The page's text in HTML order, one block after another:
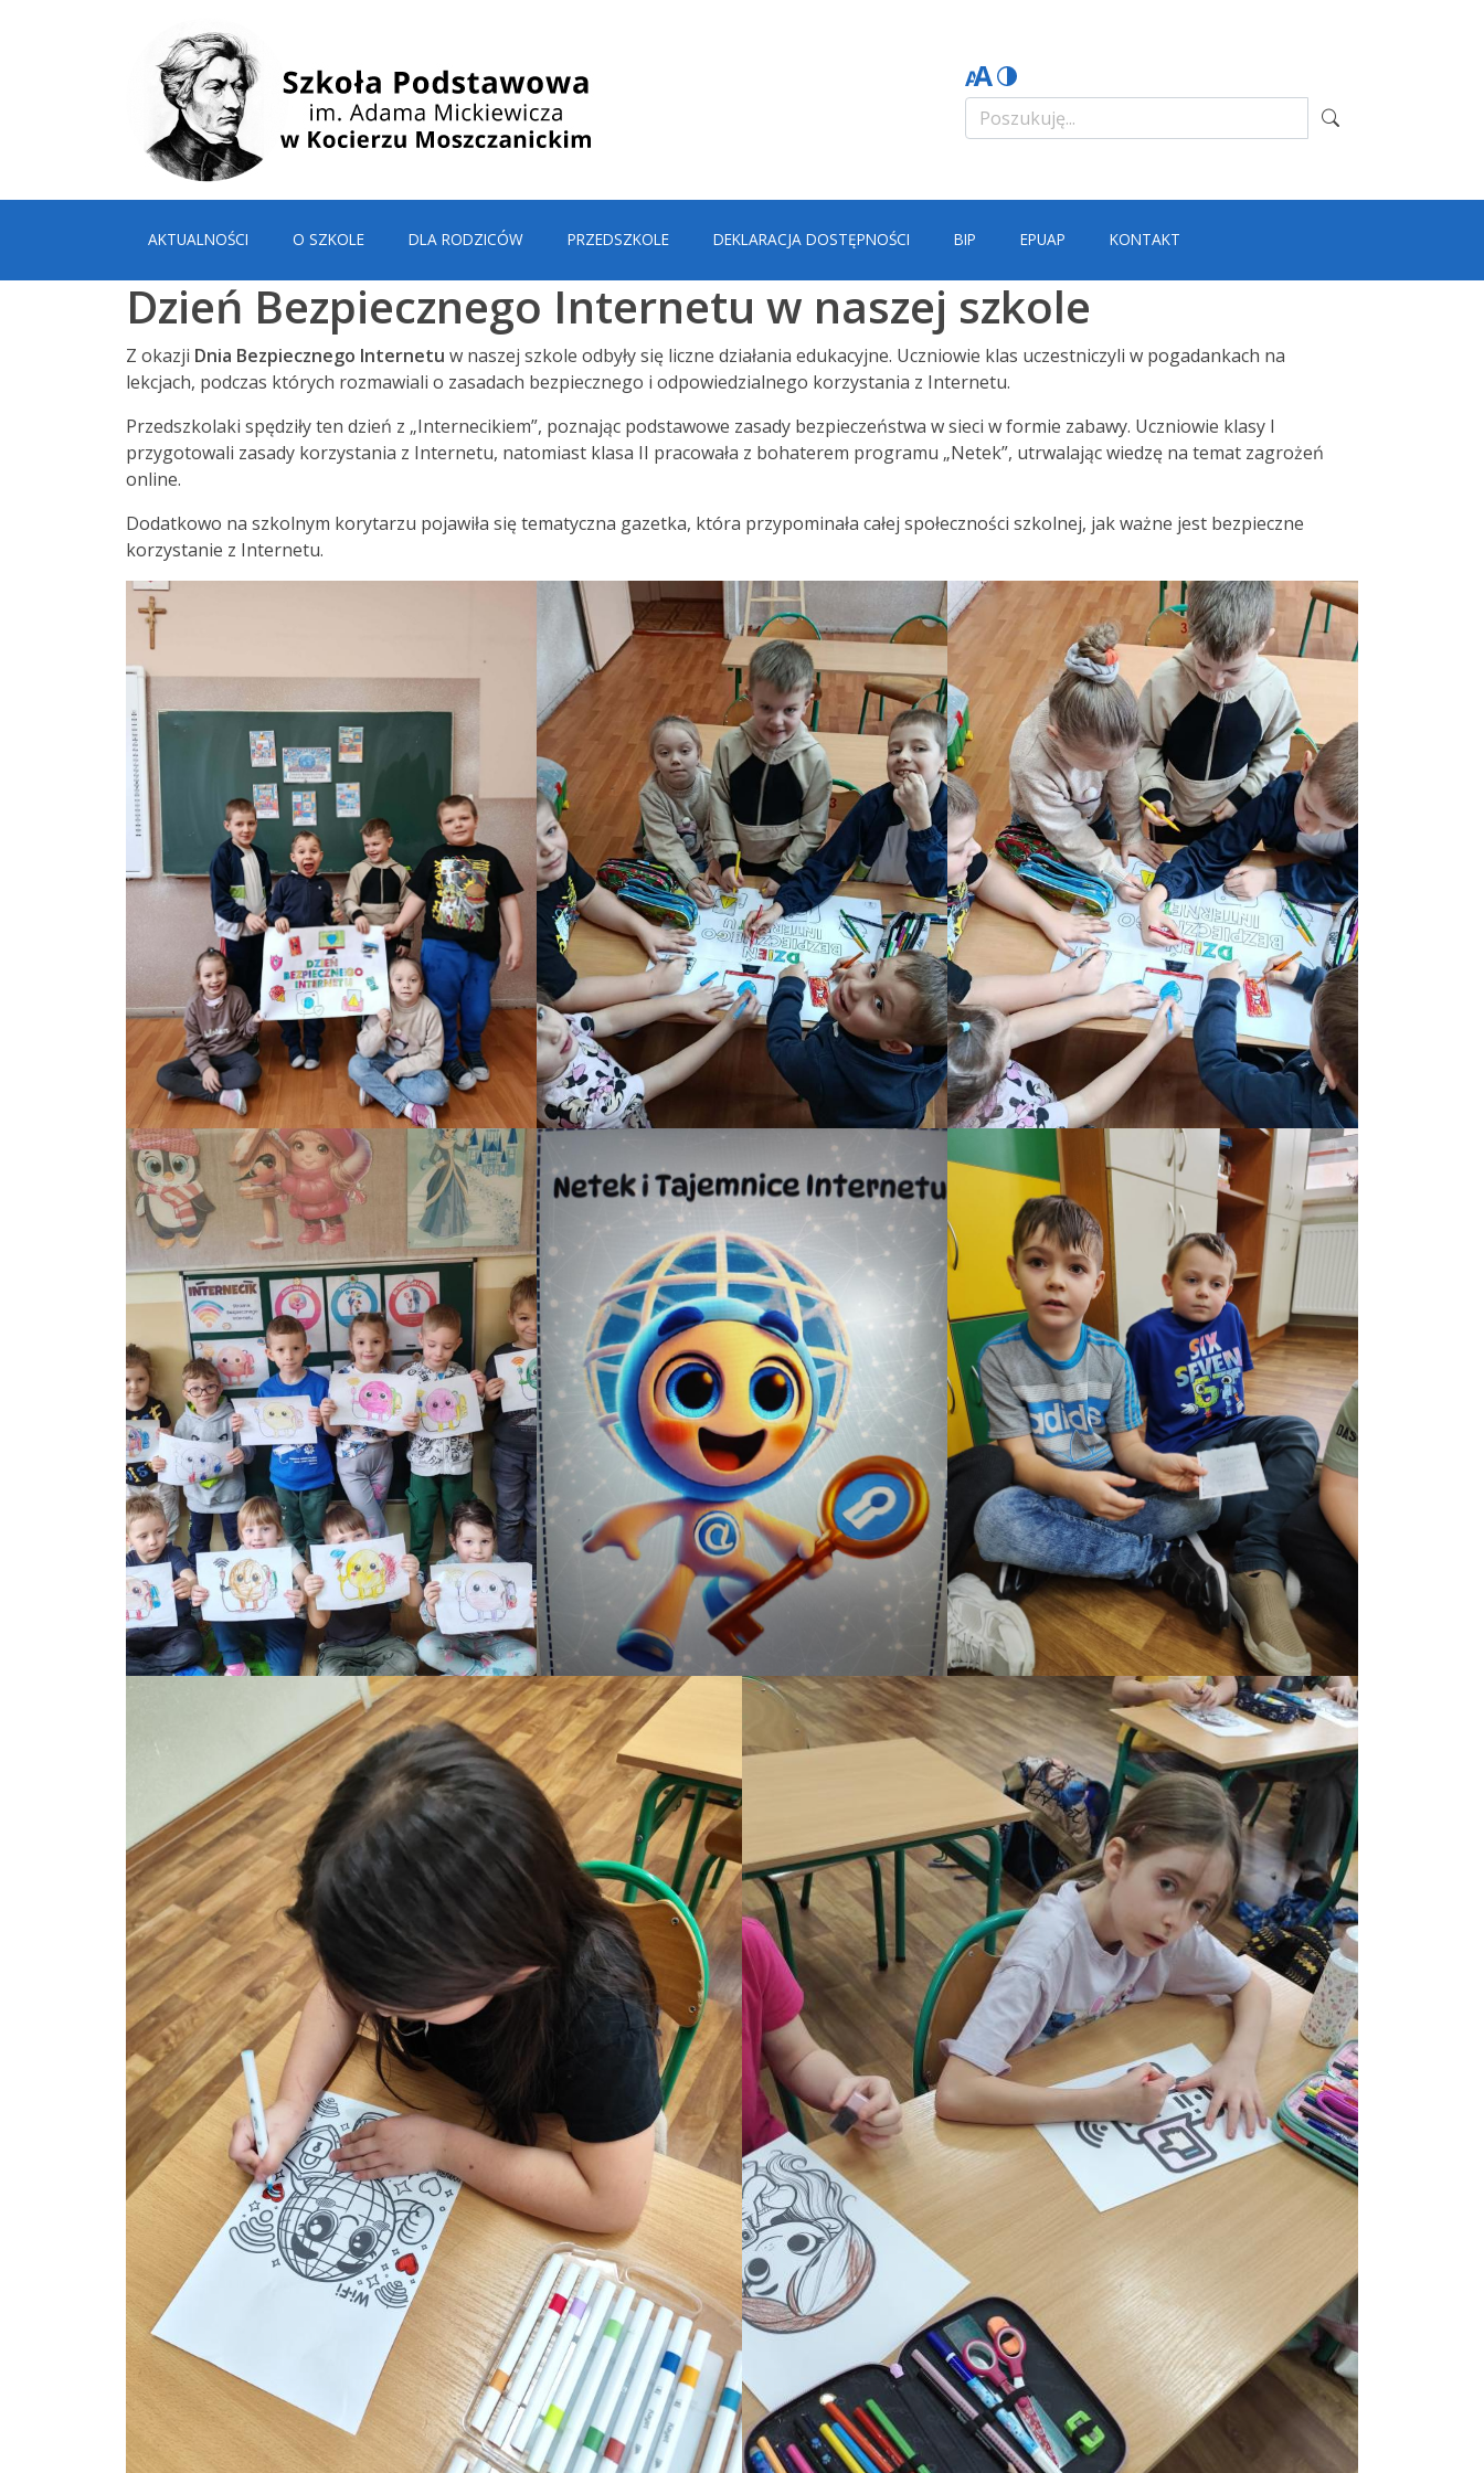
AKTUALNOŚCI O SZKOLE DLA RODZICÓW PRZEDSZKOLE DEKLARACJA DOSTĘPNOŚCI BIP EPUAP KONTAKT
Dzień Bezpiecznego Internetu w naszej szkole
Z okazji Dnia Bezpiecznego Internetu w naszej szkole odbyły się liczne działania edukacyjne. Uczniowie klas uczestniczyli w pogadankach na
lekcjach, podczas których rozmawiali o zasadach bezpiecznego i odpowiedzialnego korzystania z Internetu.
Przedszkolaki spędziły ten dzień z „Internecikiem”, poznając podstawowe zasady bezpieczeństwa w sieci w formie zabawy. Uczniowie klasy I
przygotowali zasady korzystania z Internetu, natomiast klasa II pracowała z bohaterem programu „Netek”, utrwalając wiedzę na temat zagrożeń
online.
Dodatkowo na szkolnym korytarzu pojawiła się tematyczna gazetka, która przypominała całej społeczności szkolnej, jak ważne jest bezpieczne
korzystanie z Internetu.